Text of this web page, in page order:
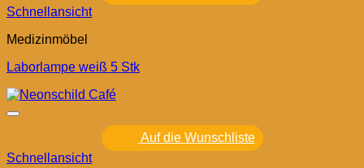
Schnellansicht
Medizinmöbel
Laborlampe weiß 5 Stk
Auf die Wunschliste
Schnellansicht